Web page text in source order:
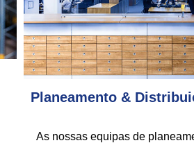
Planeamento &
As nossas equipas de